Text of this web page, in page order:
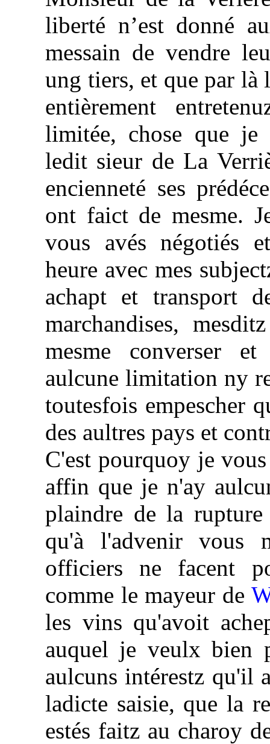
liberté n’est donné
messain de vendre
ung tiers, et que par là
entièrement
limitée, chose que je
ledit sieur de La
encienneté ses
ont faict de mesme.
vous avés négotiés
heure avec mes
achapt et transport
marchandises,
mesme converser
aulcune limitation ny
toutesfois empescher
des aultres pays et
C'est pourquoy je
affin que je n'ay
plaindre de la rupture
qu'à l'advenir vous
officiers ne facent
comme le mayeur de
les vins qu'avoit
auquel je veulx bien
aulcuns intérestz qu'il
ladicte saisie, que la
estés faitz au charoy